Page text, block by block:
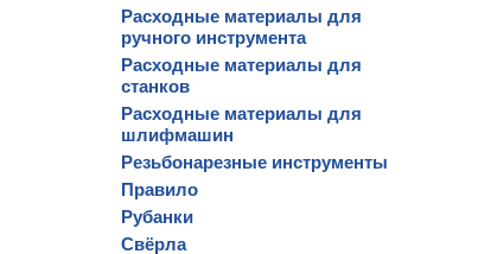
Расходные материалы для
ручного инструмента
Расходные материалы для
станков
Расходные материалы для
шлифмашин
Резьбонарезные инструменты
Правило
Рубанки
Свёрла